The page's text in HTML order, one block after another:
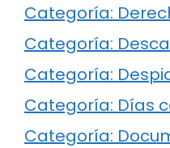
Categoría:
Categoría:
Categoría:
Categoría: Días
Categoría: